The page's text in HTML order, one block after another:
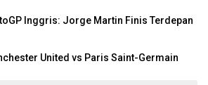
Inggris: Jorge Martin Finis Terdepan
United vs Paris Saint-Germain